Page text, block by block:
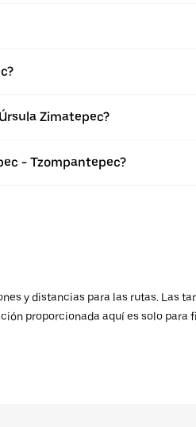
Zimatepec?
- Tzompantepec?
y distancias para las rutas. Las
proporcionada aquí es solo para